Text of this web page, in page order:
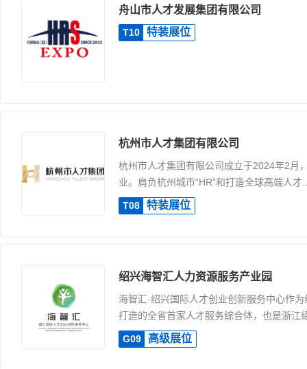
舟山市人才发展集团有限公司
T10 特装展位
杭州市人才集团有限公司
杭州市人才集团有限公司成立于2024年2月
业。肩负杭州城市“HR”和打造全球高端人才
T08 特装展位
绍兴海智汇人力资源服务产业园
海智汇·绍兴国际人才创业创新服务中心作
打造的全省首家人才服务综合体，也是浙江
G09 高级展位